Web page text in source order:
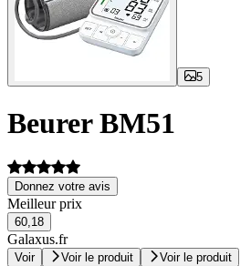
5
Beurer BM51
Donnez votre avis
Meilleur prix
60,18
Galaxus.fr
Voir Voir le produit Voir le produit